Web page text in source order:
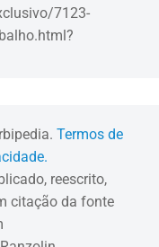
7123-
Termos de
reescrito,
citação da fonte